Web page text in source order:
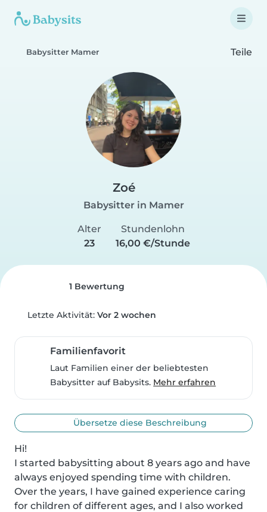
Babysitter Mamer Teile
Zoé
Babysitter in Mamer
Alter
23
Stundenlohn
16,00 €/Stunde
1 Bewertung
Letzte Aktivität: Vor 2 wochen
Familienfavorit
Laut Familien einer der beliebtesten
Babysitter auf Babysits. Mehr erfahren
Übersetze diese Beschreibung
Hi!
I started babysitting about 8 years ago and have
always enjoyed spending time with children.
Over the years, I have gained experience caring
for children of different ages, and I also worked